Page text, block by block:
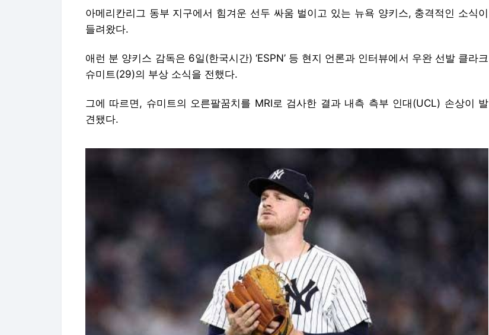
아메리칸리그 동부 지구에서 힘겨운 선두 싸움 벌이고 있는 뉴욕 양키스, 충격적인 소식이
들려왔다.
애런 분 양키스 감독은 6일(한국시간) ‘ESPN’ 등 현지 언론과 인터뷰에서 우완 선발 클라크
슈미트(29)의 부상 소식을 전했다.
그에 따르면, 슈미트의 오른팔꿈치를 MRI로 검사한 결과 내측 측부 인대(UCL) 손상이 발
견됐다.